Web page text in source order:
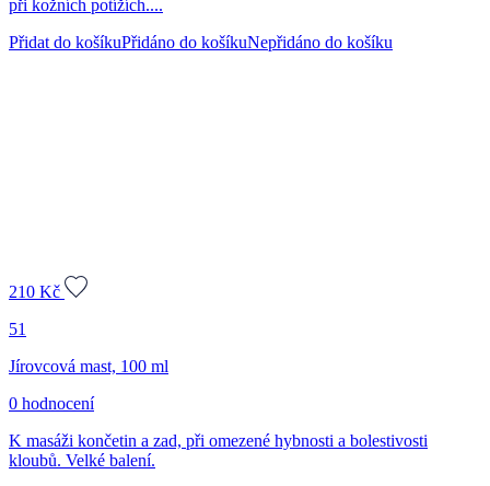
při kožních potížích....
Přidat do košíkuPřidáno do košíkuNepřidáno do košíku
210 Kč
51
Jírovcová mast, 100 ml
0 hodnocení
K masáži končetin a zad, při omezené hybnosti a bolestivosti
kloubů. Velké balení.